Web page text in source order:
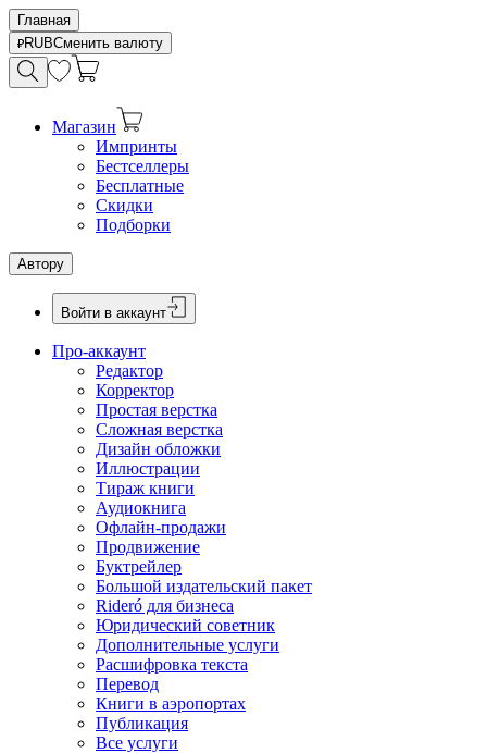
Главная
RUBСменить валюту
Магазин
Импринты
Бестселлеры
Бесплатные
Скидки
Подборки
Автору
Войти в аккаунт
Про-аккаунт
Редактор
Корректор
Простая верстка
Сложная верстка
Дизайн обложки
Иллюстрации
Тираж книги
Аудиокнига
Офлайн-продажи
Продвижение
Буктрейлер
Большой издательский пакет
Rideró для бизнеса
Юридический советник
Дополнительные услуги
Расшифровка текста
Перевод
Книги в аэропортах
Публикация
Все услуги